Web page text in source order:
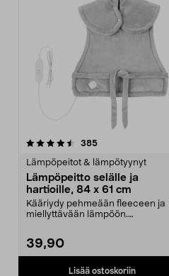
385arvostelut
Lämpöpeitot & lämpötyynyt
Lämpöpeitto selälle ja
hartioille, 84 x 61 cm
Kääriydy pehmeään fleeceen ja
miellyttävään lämpöön.
39,90
Lisää ostoskoriin
4.5 viidestä